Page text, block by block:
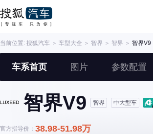
当前位置: 搜狐汽车 ＞ 车型大全 ＞ 智界 ＞ 智界 ＞ 智界V9
车系首页 图片 参数配置
智界V9 智界 中大型车
官方指导价： 38.98-51.98万